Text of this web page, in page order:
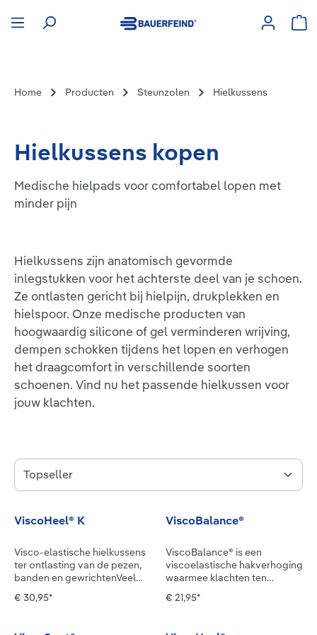
Home Producten Steunzolen Hielkussens
Hielkussens kopen
Medische hielpads voor comfortabel lopen met
minder pijn
Hielkussens zijn anatomisch gevormde
inlegstukken voor het achterste deel van je schoen.
Ze ontlasten gericht bij hielpijn, drukplekken en
hielspoor. Onze medische producten van
hoogwaardig silicone of gel verminderen wrijving,
dempen schokken tijdens het lopen en verhogen
het draagcomfort in verschillende soorten
schoenen. Vind nu het passende hielkussen voor
jouw klachten.
ViscoHeel® K
Visco-elastische hielkussens
ter ontlasting van de pezen,
banden en gewrichtenVeel
binnen- of juist op de
€ 30,95*
ViscoBalance®
ViscoBalance® is een
viscoelastische hakverhoging
waarmee klachten ten
beenlengteverschil kunnen
€ 21,95*